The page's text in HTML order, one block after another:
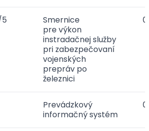
Smernice
pre výkon
instradačnej služby
pri zabezpečovaní
vojenských
prepráv po
železnici
Prevádzkový
informačný systém